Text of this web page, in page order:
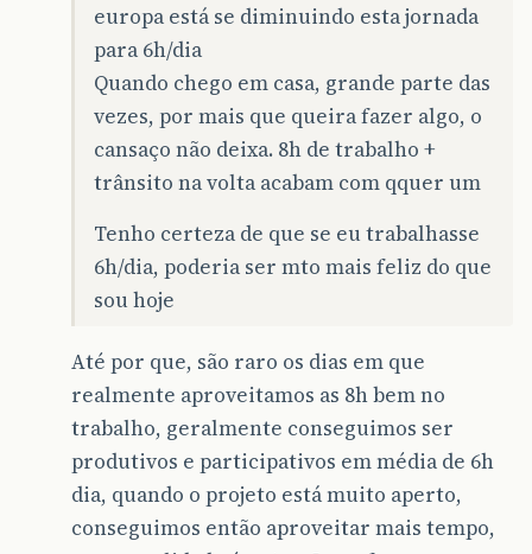
europa está se diminuindo esta jornada
para 6h/dia
Quando chego em casa, grande parte das
vezes, por mais que queira fazer algo, o
cansaço não deixa. 8h de trabalho +
trânsito na volta acabam com qquer um
Tenho certeza de que se eu trabalhasse
6h/dia, poderia ser mto mais feliz do que
sou hoje
Até por que, são raro os dias em que
realmente aproveitamos as 8h bem no
trabalho, geralmente conseguimos ser
produtivos e participativos em média de 6h
dia, quando o projeto está muito aperto,
conseguimos então aproveitar mais tempo,